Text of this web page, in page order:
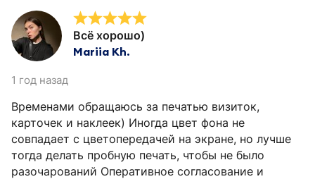
Всё хорошо)
Mariia Kh.
1 год назад
Временами обращаюсь за печатью визиток,
карточек и наклеек) Иногда цвет фона не
совпадает с цветопередачей на экране, но лучше
тогда делать пробную печать, чтобы не было
разочарований Оперативное согласование и